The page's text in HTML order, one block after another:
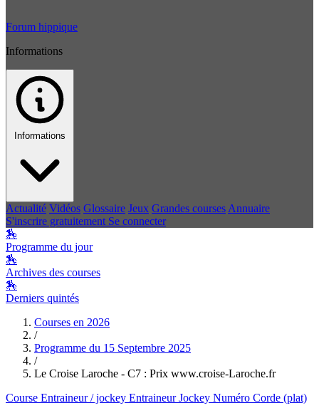
Forum hippique
Informations
Informations
Actualité Vidéos Glossaire Jeux Grandes courses Annuaire
S'inscrire gratuitement Se connecter
🏇
Programme du jour
🏇
Archives des courses
🏇
Derniers quintés
Courses en 2026
/
Programme du 15 Septembre 2025
/
Le Croise Laroche - C7 : Prix www.croise-Laroche.fr
Course Entraineur / jockey EntraineurJockey Numéro Corde (plat)